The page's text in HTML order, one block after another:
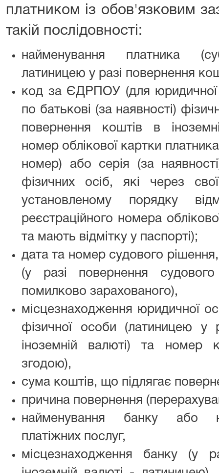
платником із обов'язковим
такій послідовності:
найменування платника
латиницею у разі повернення
код за ЄДРПОУ (для юридичної
по батькові (за наявності)
повернення коштів в
номер облікової картки
номер) або серія (за
фізичних осіб, які через
установленому порядку
реєстраційного номера
та мають відмітку у паспорті);
дата та номер судового
(у разі повернення
помилково зарахованого),
місцезнаходження юридичної
фізичної особи (латиницею у
іноземній валюті) та номер
згодою),
сума коштів, що підлягає
причина повернення
найменування банку або
платіжних послуг,
місцезнаходження банку (у